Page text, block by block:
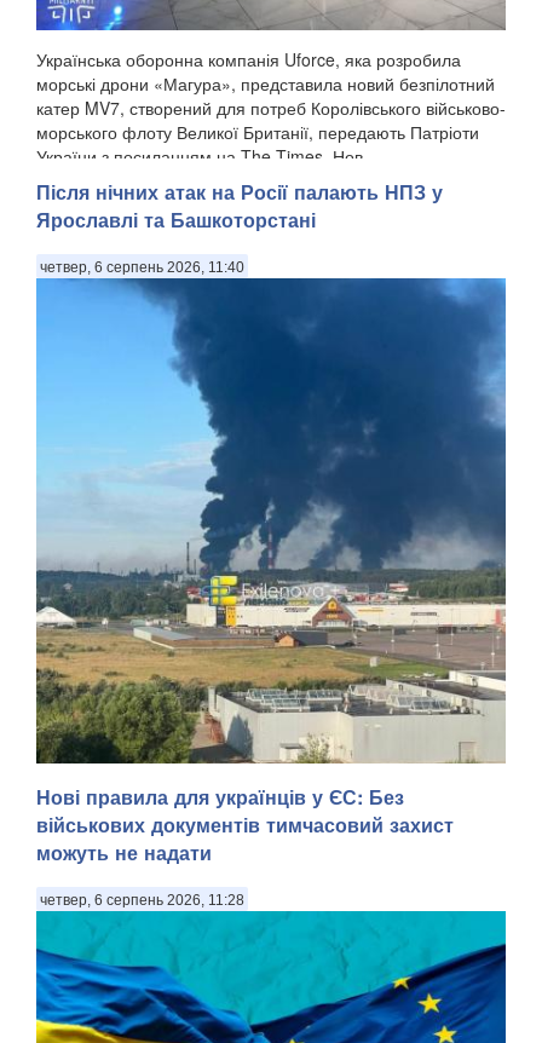
Українська оборонна компанія Uforce, яка розробила
морські дрони «Магура», представила новий безпілотний
катер MV7, створений для потреб Королівського військово-
морського флоту Великої Британії, передають Патріоти
України з посиланням на The Times. Нов...
Після нічних атак на Росії палають НПЗ у
Ярославлі та Башкоторстані
четвер, 6 серпень 2026, 11:40
У Ярославлі дрони атакували один з найбільших
нафтопереробних заводів росії. Місцева влада заявила
про «наймасовішу атаку» безпілотників на область. Про
атаку повідомив губернатор Ярославської області
Михайло Євраєв, передають Патріоти України. . За с...
Нові правила для українців у ЄС: Без
військових документів тимчасовий захист
можуть не надати
четвер, 6 серпень 2026, 11:28